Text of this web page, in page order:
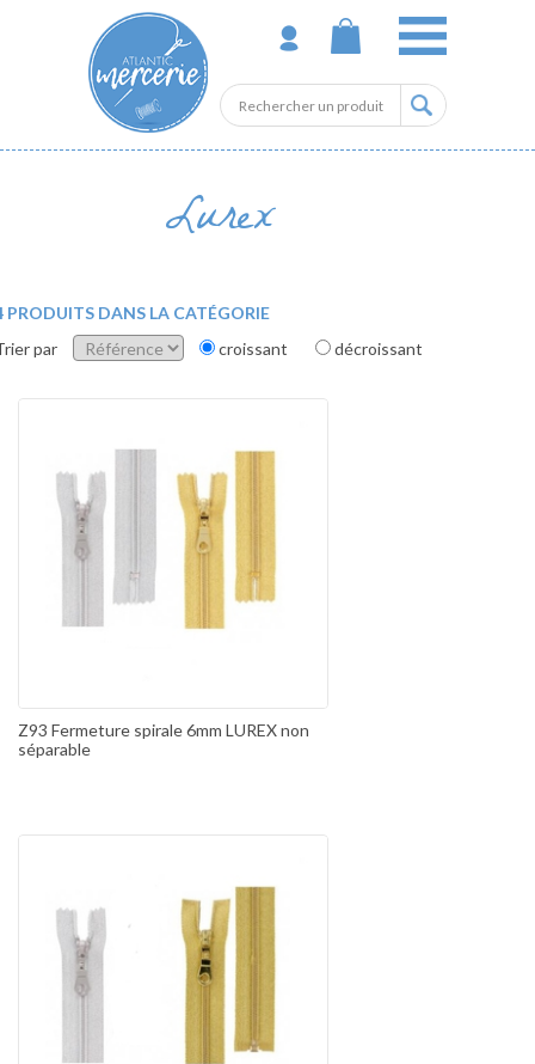
Lurex
PRODUITS DANS LA CATÉGORIE
par
croissant décroissant
Z93 Fermeture spirale 6mm LUREX non
séparable